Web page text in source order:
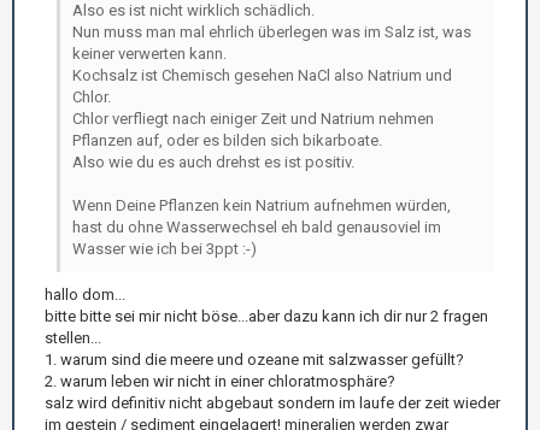
Also es ist nicht wirklich schädlich.
Nun muss man mal ehrlich überlegen was im Salz ist, was
keiner verwerten kann.
Kochsalz ist Chemisch gesehen NaCl also Natrium und
Chlor.
Chlor verfliegt nach einiger Zeit und Natrium nehmen
Pflanzen auf, oder es bilden sich bikarboate.
Also wie du es auch drehst es ist positiv.
Wenn Deine Pflanzen kein Natrium aufnehmen würden,
hast du ohne Wasserwechsel eh bald genausoviel im
Wasser wie ich bei 3ppt :-)
hallo dom...
bitte bitte sei mir nicht böse...aber dazu kann ich dir nur 2 fragen
stellen...
1. warum sind die meere und ozeane mit salzwasser gefüllt?
2. warum leben wir nicht in einer chloratmosphäre?
salz wird definitiv nicht abgebaut sondern im laufe der zeit wieder
im gestein / sediment eingelagert! mineralien werden zwar